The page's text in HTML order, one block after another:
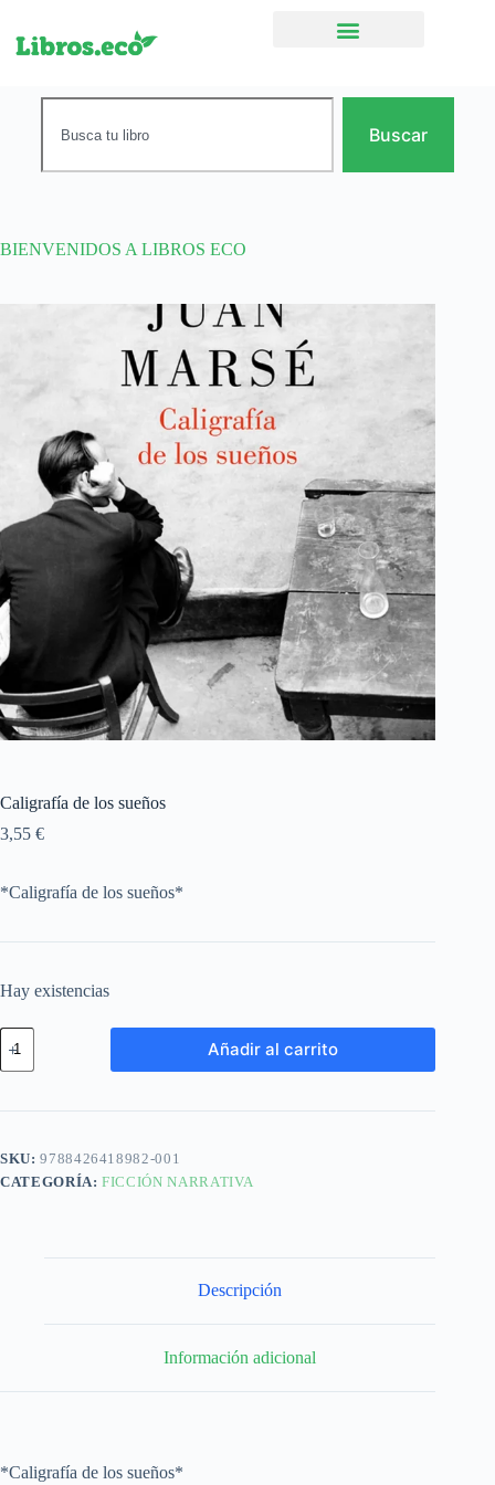
Buscar
BIENVENIDOS A LIBROS ECO
Caligrafía de los sueños
3,55 €
*Caligrafía de los sueños*
Hay existencias
Añadir al carrito
SKU:9788426418982-001
CATEGORÍA:FICCIÓN NARRATIVA
Descripción
Información adicional
*Caligrafía de los sueños*